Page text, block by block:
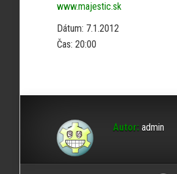
www.majestic.sk
Dátum: 7.1.2012
Čas: 20:00
Autor: admin